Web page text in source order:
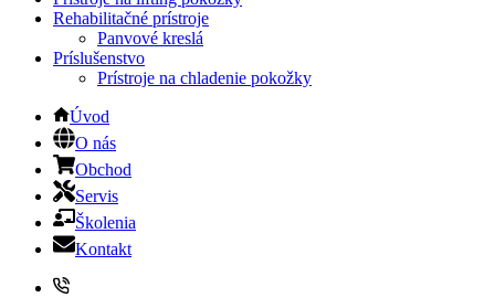
Rehabilitačné prístroje
Panvové kreslá
Príslušenstvo
Prístroje na chladenie pokožky
Úvod
O nás
Obchod
Servis
Školenia
Kontakt